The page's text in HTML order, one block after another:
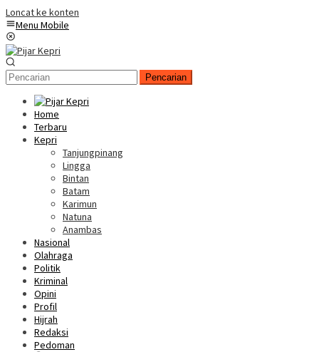
Loncat ke konten
Menu Mobile
Pencarian
Home
Terbaru
Kepri
Tanjungpinang
Lingga
Bintan
Batam
Karimun
Natuna
Anambas
Nasional
Olahraga
Politik
Kriminal
Opini
Profil
Hijrah
Redaksi
Pedoman